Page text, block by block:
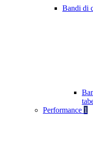
Bandi di
Performance 1